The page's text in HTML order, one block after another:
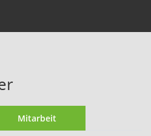
Mitarbeit